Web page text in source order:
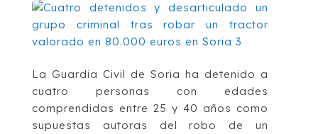
La Guardia Civil de Soria ha detenido a
cuatro personas con edades
comprendidas entre 25 y 40 años como
supuestas autoras del robo de un